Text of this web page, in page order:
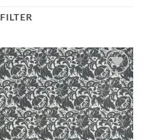
FILTER
Auf die
Wunschliste